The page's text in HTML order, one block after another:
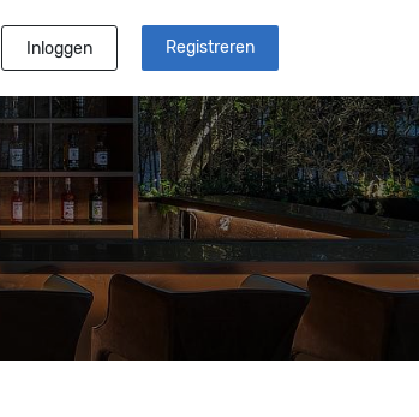
Inloggen Registreren